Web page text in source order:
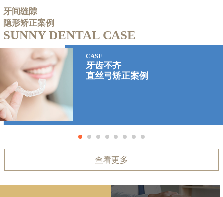
牙间缝隙
隐形矫正案例
SUNNY DENTAL CASE
CASE
牙齿不齐
直丝弓矫正案例
查看更多